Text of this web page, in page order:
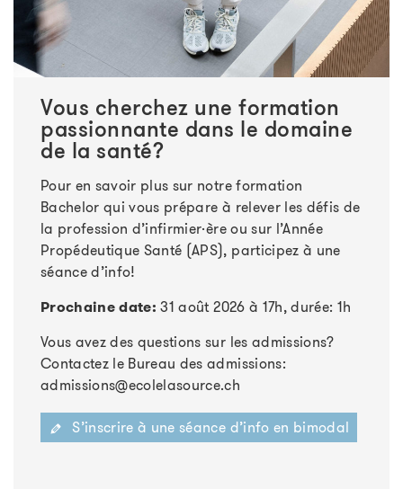
Vous cherchez une formation
passionnante dans le domaine
de la santé?
Pour en savoir plus sur notre formation
Bachelor qui vous prépare à relever les défis de
la profession d’infirmier·ère ou sur l’Année
Propédeutique Santé (APS), participez à une
séance d’info!
Prochaine date: 31 août 2026 à 17h, durée: 1h
Vous avez des questions sur les admissions?
Contactez le Bureau des admissions:
admissions@ecolelasource.ch
S’inscrire à une séance d’info en bimodal